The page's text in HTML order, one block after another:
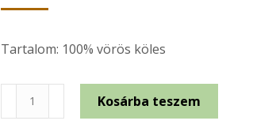
Tartalom: 100% vörös köles
Vörös
köles
Kosárba teszem